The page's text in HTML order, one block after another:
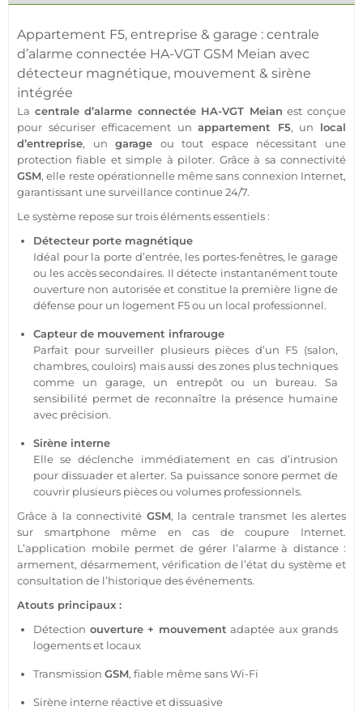
Appartement F5, entreprise & garage : centrale
d’alarme connectée HA-VGT GSM Meian avec
détecteur magnétique, mouvement & sirène
intégrée
La centraled’alarme connectée HA-VGT Meian est conçue
pour sécuriser efficacement unappartement F5, un local
d’entreprise, ungarage ou tout espace nécessitant une
protection fiable et simple à piloter. Grâce à sa connectivité
GSM, elle reste opérationnelle même sans connexion Internet,
garantissant unesurveillancecontinue 24/7.
Lesystème repose sur trois éléments essentiels :
Détecteur porte magnétique
Idéal pour la porte d’entrée, les portes-fenêtres, le garage
ou les accès secondaires. Il détecte instantanément toute
ouverture non autorisée et constitue la première ligne de
défense pour un logement F5 ou un local professionnel.
Capteur de mouvement infrarouge
Parfait pour surveiller plusieurs pièces d’un F5 (salon,
chambres, couloirs) mais aussi des zones plus techniques
comme ungarage, un entrepôt ou un bureau. Sa
sensibilité permet de reconnaître la présence humaine
avec précision.
Sirène interne
Elle se déclenche immédiatement en cas d’intrusion
pour dissuader et alerter. Sa puissance sonore permet de
couvrir plusieurs pièces ou volumes professionnels.
Grâce à la connectivité GSM, la centraletransmet les alertes
sur smartphonemême en cas de coupure Internet.
L’application mobile permet de gérer l’alarmeà distance :
armement, désarmement, vérification de l’état dusystème et
consultation de l’historique des événements.
Atouts principaux :
Détection ouverture + mouvement adaptée aux grands
logements et locaux
Transmission GSM, fiable même sans Wi-Fi
Sirène interne réactive et dissuasive